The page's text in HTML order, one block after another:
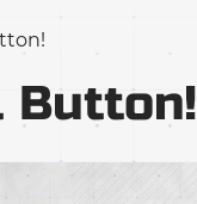
Button!